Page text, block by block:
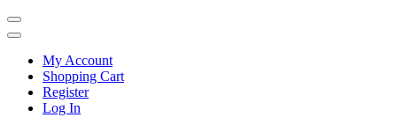
My Account
Shopping Cart
Register
Log In